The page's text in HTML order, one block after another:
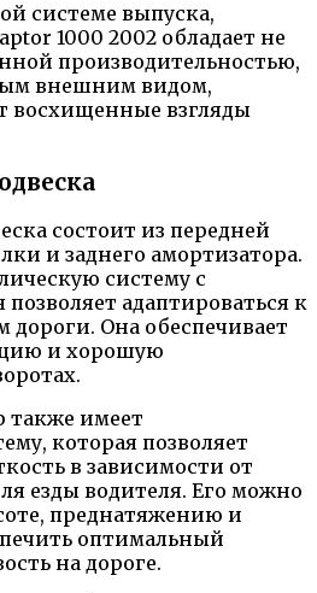
системе выпуска,
1000 2002 обладает не
производительностью,
внешним видом,
восхищенные взгляды
состоит из передней
и заднего амортизатора.
систему с
адаптироваться к
дороги. Она обеспечивает
и хорошую
также имеет
которая позволяет
в зависимости от
езды водителя. Его можно
преднатяжению и
оптимальный
на дороге.